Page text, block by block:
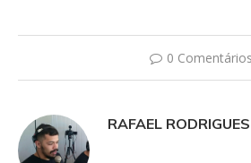
0 Comentários
RAFAEL RODRIGUES